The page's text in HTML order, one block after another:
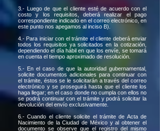
3.- Luego de que el cliente esté de acuerdo con el
costo y los requisitos, deberá realizar el pago
correspondiente indicado en el correo electrónico, en
este punto nos apegamos al inciso B).
4.- Para iniciar con el trámite el cliente deberá enviar
todos los requisitos ya solicitados en la cotización,
dependiendo el día hábil en que los envíe, se tomará
en cuenta el tiempo aproximado de resolución.
5.- En el caso de que la autoridad gubernamental,
solicite documentos adicionales para continuar con
el trámite, éstos se le solicitarán a través del correo
electrónico y se proseguirá hasta que el cliente los
haga llegar; en el caso donde no cumpla con ellos no
se podrá continuar con el trámite y podrá solicitar la
devolución del envío exclusivamente.
6.- Cuando el cliente solicite el trámite de Acta de
Nacimiento de la Ciudad de México y al obtener el
documento se observe que el registro del mismo